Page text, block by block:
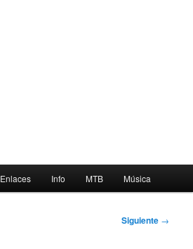
Enlaces Info MTB Música
Siguiente →